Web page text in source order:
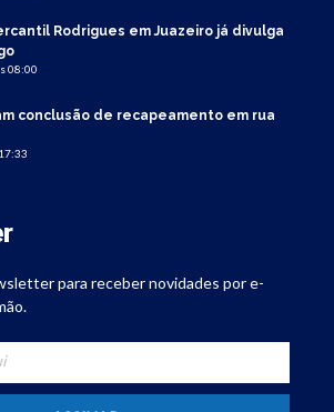
Rodrigues em Juazeiro já divulga
08:00
conclusão de recapeamento em rua
para receber novidades por e-